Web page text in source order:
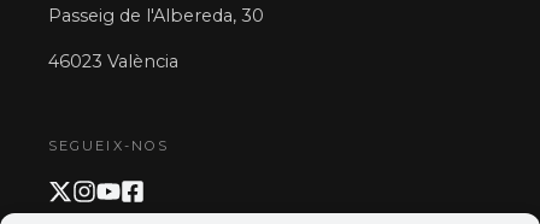
Passeig de l'Albereda, 30
46023 València
SEGUEIX-NOS